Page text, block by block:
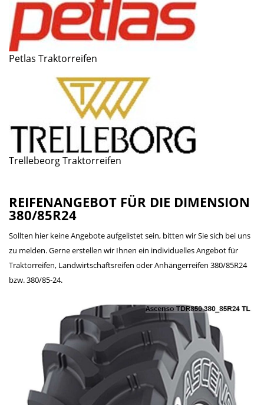
Petlas Traktorreifen
Trellebeorg Traktorreifen
REIFENANGEBOT FÜR DIE DIMENSION
380/85R24
Sollten hier keine Angebote aufgelistet sein, bitten wir Sie sich bei uns
zu melden. Gerne erstellen wir Ihnen ein individuelles Angebot für
Traktorreifen, Landwirtschaftsreifen oder Anhängerreifen 380/85R24
bzw. 380/85-24.